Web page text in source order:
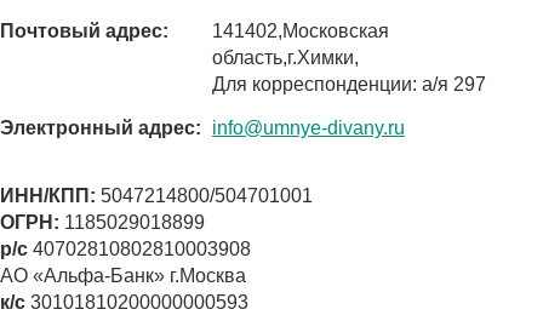
Почтовый адрес:
141402,Московская
область,г.Химки,
Для корреспонденции: а/я 297
Электронный адрес: info@umnye-divany.ru
ИНН/КПП: 5047214800/504701001
ОГРН: 1185029018899
р/с 40702810802810003908
АО «Альфа-Банк» г.Москва
к/с 30101810200000000593